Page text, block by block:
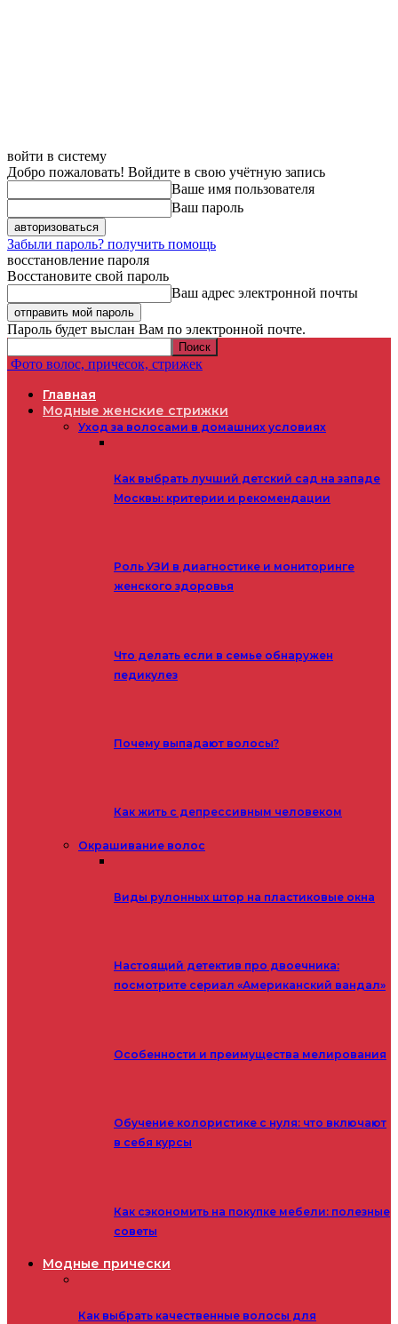
войти в систему
Добро пожаловать! Войдите в свою учётную запись
Ваше имя пользователя
Ваш пароль
Забыли пароль? получить помощь
восстановление пароля
Восстановите свой пароль
Ваш адрес электронной почты
Пароль будет выслан Вам по электронной почте.
Фото волос, причесок, стрижек
Главная
Модные женские стрижки
Уход за волосами в домашних условиях
Как выбрать лучший детский сад на западе
Москвы: критерии и рекомендации
Роль УЗИ в диагностике и мониторинге
женского здоровья
Что делать если в семье обнаружен
педикулез
Почему выпадают волосы?
Как жить с депрессивным человеком
Окрашивание волос
Виды рулонных штор на пластиковые окна
Настоящий детектив про двоечника:
посмотрите сериал «Американский вандал»
Особенности и преимущества мелирования
Обучение колористике с нуля: что включают
в себя курсы
Как сэкономить на покупке мебели: полезные
советы
Модные прически
Как выбрать качественные волосы для